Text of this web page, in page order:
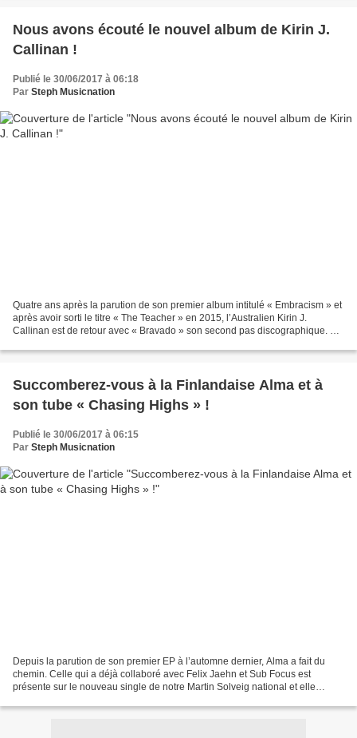
Nous avons écouté le nouvel album de Kirin J.
Callinan !
Publié le 30/06/2017 à 06:18
Par Steph Musicnation
Quatre ans après la parution de son premier album intitulé « Embracism » et
après avoir sorti le titre « The Teacher » en 2015, l’Australien Kirin J.
Callinan est de retour avec « Bravado » son second pas discographique. Ce
Succomberez-vous à la Finlandaise Alma et à
son tube « Chasing Highs » !
Publié le 30/06/2017 à 06:15
Par Steph Musicnation
Depuis la parution de son premier EP à l’automne dernier, Alma a fait du
chemin. Celle qui a déjà collaboré avec Felix Jaehn et Sub Focus est
présente sur le nouveau single de notre Martin Solveig national et elle